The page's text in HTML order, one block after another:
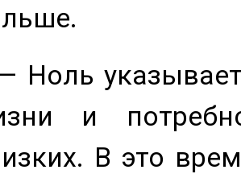
Ноль
и
В это